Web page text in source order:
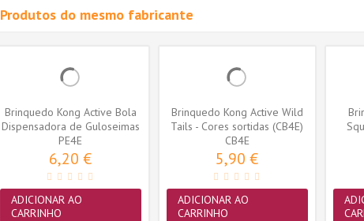
Produtos do mesmo fabricante
Brinquedo Kong Active Bola
Dispensadora de Guloseimas
(PE4E)
PE4E
6,20 €
ADICIONAR AO
CARRINHO
Brinquedo Kong Active Wild
Tails - Cores sortidas (CB4E)
CB4E
5,90 €
ADICIONAR AO
CARRINHO